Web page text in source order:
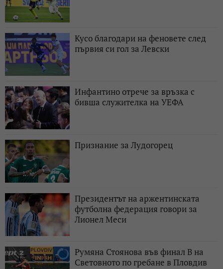
Кусо благодари на феновете след
първия си гол за Левски
Инфантино отрече за връзка с
бивша служителка на УЕФА
Признание за Лудогорец
Президентът на аржентинската
футболна федерация говори за
Лионел Меси
Румяна Стоянова във финал B на
Световното по гребане в Пловдив